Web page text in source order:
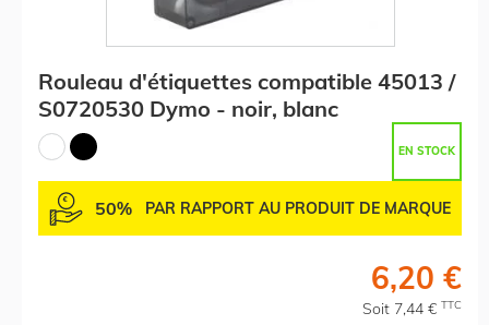
Rouleau d'étiquettes compatible 45013 /
S0720530 Dymo - noir, blanc
EN STOCK
50% PAR RAPPORT AU PRODUIT DE MARQUE
6,20 €
Soit 7,44 € TTC